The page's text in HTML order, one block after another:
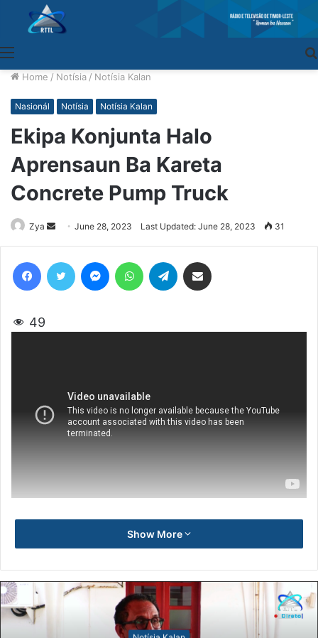
Home / Notísia / Notísia Kalan
Nasionál Notísia Notísia Kalan
Ekipa Konjunta Halo
Aprensaun Ba Kareta
Concrete Pump Truck
Zya
Send
an
email
June 28, 2023 Last Updated: June 28, 2023 31
49
Show More
Notísia Kalan